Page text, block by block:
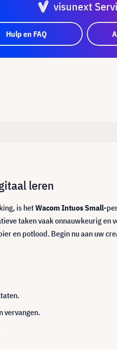
visunext
Hulp en FAQ
leren
is hetWacom Intuos Small-
taken vaak onnauwkeurig en
en potlood. Begin nu aan uw
vervangen.